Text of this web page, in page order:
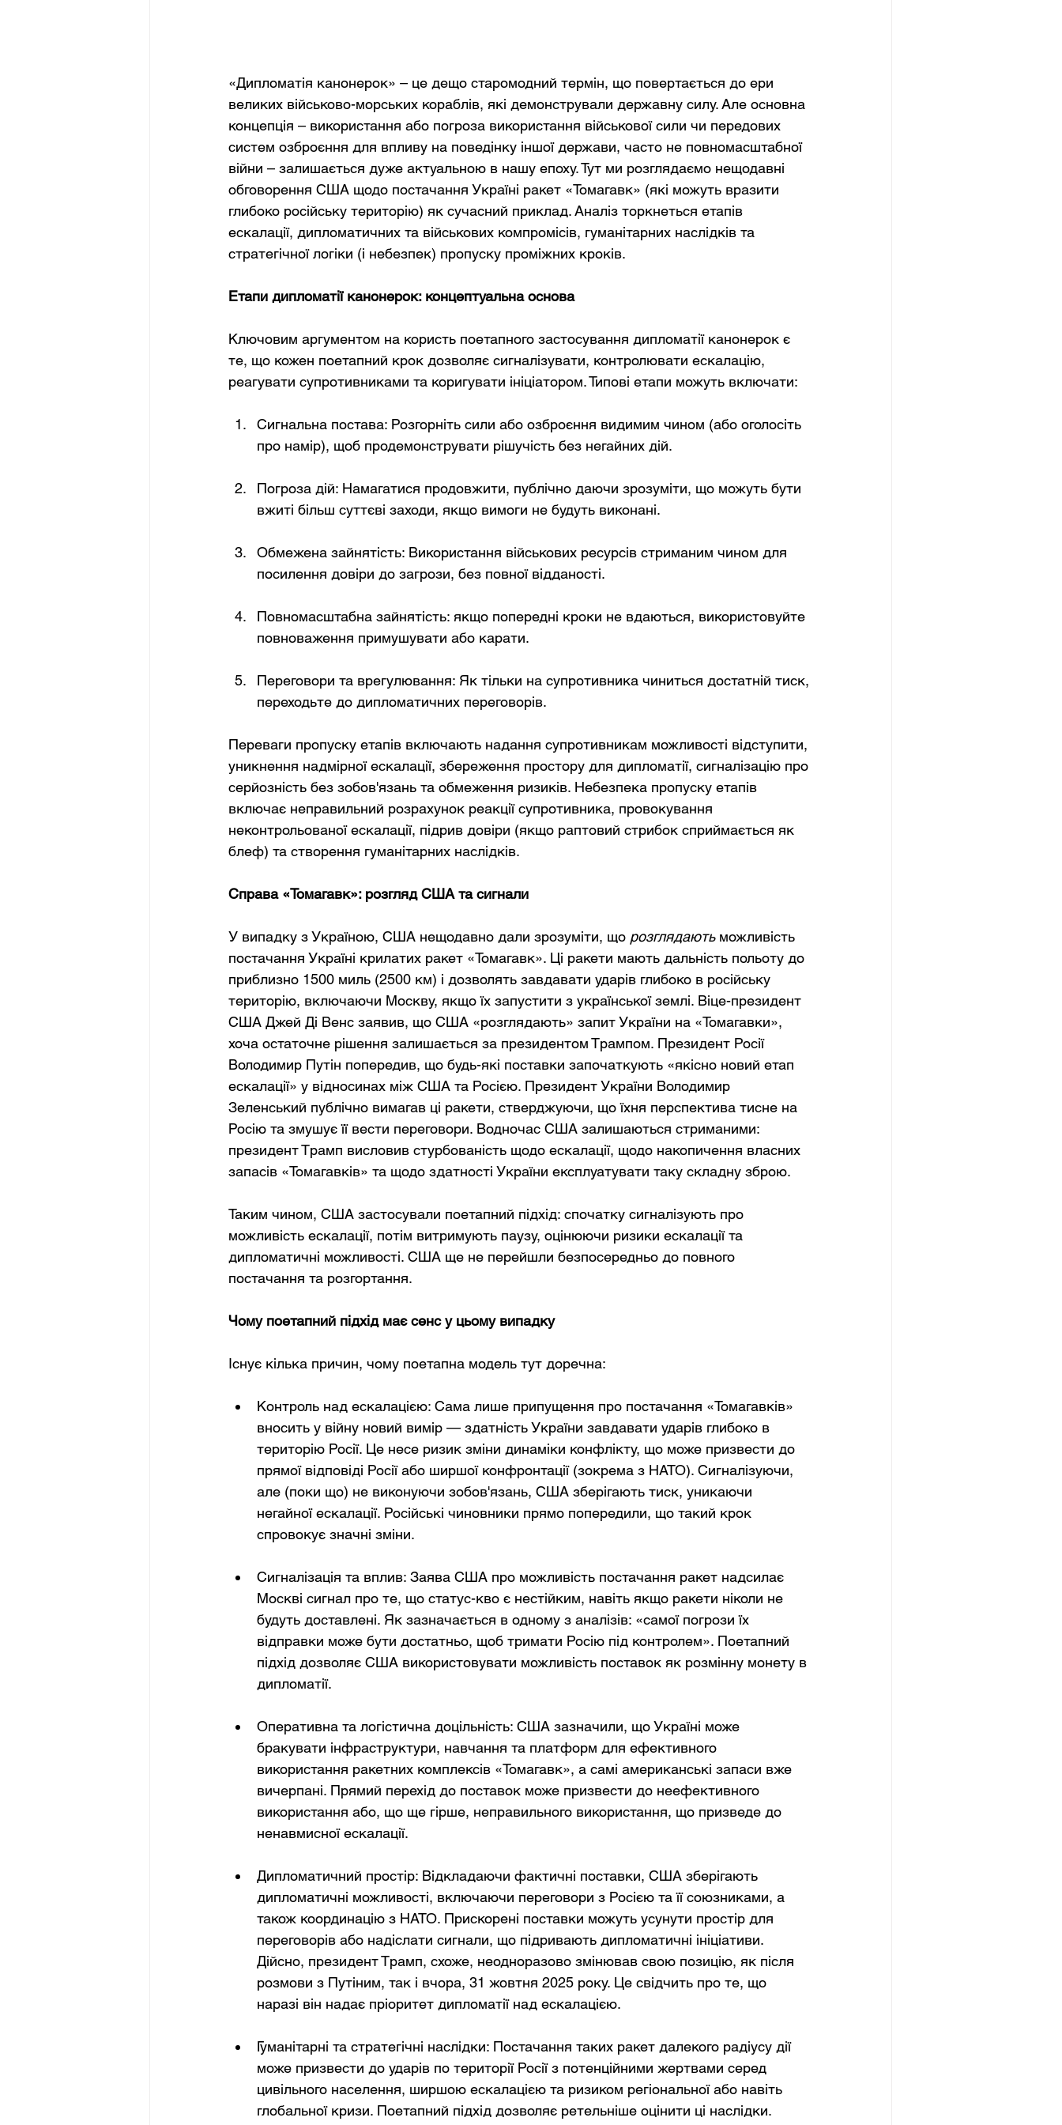
«Дипломатія канонерок» – це дещо старомодний термін, що повертається до ери
великих військово-морських кораблів, які демонстрували державну силу. Але основна
концепція – використання або погроза використання військової сили чи передових
систем озброєння для впливу на поведінку іншої держави, часто не повномасштабної
війни – залишається дуже актуальною в нашу епоху. Тут ми розглядаємо нещодавні
обговорення США щодо постачання Україні ракет «Томагавк» (які можуть вразити
глибоко російську територію) як сучасний приклад. Аналіз торкнеться етапів
ескалації, дипломатичних та військових компромісів, гуманітарних наслідків та
стратегічної логіки (і небезпек) пропуску проміжних кроків.
Етапи дипломатії канонерок: концептуальна основа
Ключовим аргументом на користь поетапного застосування дипломатії канонерок є
те, що кожен поетапний крок дозволяє сигналізувати, контролювати ескалацію,
реагувати супротивниками та коригувати ініціатором. Типові етапи можуть включати:
Сигнальна постава: Розгорніть сили або озброєння видимим чином (або оголосіть
про намір), щоб продемонструвати рішучість без негайних дій.
Погроза дій: Намагатися продовжити, публічно даючи зрозуміти, що можуть бути
вжиті більш суттєві заходи, якщо вимоги не будуть виконані.
Обмежена зайнятість: Використання військових ресурсів стриманим чином для
посилення довіри до загрози, без повної відданості.
Повномасштабна зайнятість: якщо попередні кроки не вдаються, використовуйте
повноваження примушувати або карати.
Переговори та врегулювання: Як тільки на супротивника чиниться достатній тиск,
переходьте до дипломатичних переговорів.
Переваги пропуску етапів включають надання супротивникам можливості відступити,
уникнення надмірної ескалації, збереження простору для дипломатії, сигналізацію про
серйозність без зобов'язань та обмеження ризиків. Небезпека пропуску етапів
включає неправильний розрахунок реакції супротивника, провокування
неконтрольованої ескалації, підрив довіри (якщо раптовий стрибок сприймається як
блеф) та створення гуманітарних наслідків.
Справа «Томагавк»: розгляд США та сигнали
У випадку з Україною, США нещодавно дали зрозуміти, що розглядають можливість
постачання Україні крилатих ракет «Томагавк». Ці ракети мають дальність польоту до
приблизно 1500 миль (2500 км) і дозволять завдавати ударів глибоко в російську
територію, включаючи Москву, якщо їх запустити з української землі. Віце-президент
США Джей Ді Венс заявив, що США «розглядають» запит України на «Томагавки»,
хоча остаточне рішення залишається за президентом Трампом. Президент Росії
Володимир Путін попередив, що будь-які поставки започаткують «якісно новий етап
ескалації» у відносинах між США та Росією. Президент України Володимир
Зеленський публічно вимагав ці ракети, стверджуючи, що їхня перспектива тисне на
Росію та змушує її вести переговори. Водночас США залишаються стриманими:
президент Трамп висловив стурбованість щодо ескалації, щодо накопичення власних
запасів «Томагавків» та щодо здатності України експлуатувати таку складну зброю.
Таким чином, США застосували поетапний підхід: спочатку сигналізують про
можливість ескалації, потім витримують паузу, оцінюючи ризики ескалації та
дипломатичні можливості. США ще не перейшли безпосередньо до повного
постачання та розгортання.
Чому поетапний підхід має сенс у цьому випадку
Існує кілька причин, чому поетапна модель тут доречна:
Контроль над ескалацією: Сама лише припущення про постачання «Томагавків»
вносить у війну новий вимір — здатність України завдавати ударів глибоко в
територію Росії. Це несе ризик зміни динаміки конфлікту, що може призвести до
прямої відповіді Росії або ширшої конфронтації (зокрема з НАТО). Сигналізуючи,
але (поки що) не виконуючи зобов'язань, США зберігають тиск, уникаючи
негайної ескалації. Російські чиновники прямо попередили, що такий крок
спровокує значні зміни.
Сигналізація та вплив: Заява США про можливість постачання ракет надсилає
Москві сигнал про те, що статус-кво є нестійким, навіть якщо ракети ніколи не
будуть доставлені. Як зазначається в одному з аналізів: «самої погрози їх
відправки може бути достатньо, щоб тримати Росію під контролем». Поетапний
підхід дозволяє США використовувати можливість поставок як розмінну монету в
дипломатії.
Оперативна та логістична доцільність: США зазначили, що Україні може
бракувати інфраструктури, навчання та платформ для ефективного
використання ракетних комплексів «Томагавк», а самі американські запаси вже
вичерпані. Прямий перехід до поставок може призвести до неефективного
використання або, що ще гірше, неправильного використання, що призведе до
ненавмисної ескалації.
Дипломатичний простір: Відкладаючи фактичні поставки, США зберігають
дипломатичні можливості, включаючи переговори з Росією та її союзниками, а
також координацію з НАТО. Прискорені поставки можуть усунути простір для
переговорів або надіслати сигнали, що підривають дипломатичні ініціативи.
Дійсно, президент Трамп, схоже, неодноразово змінював свою позицію, як після
розмови з Путіним, так і вчора, 31 жовтня 2025 року. Це свідчить про те, що
наразі він надає пріоритет дипломатії над ескалацією.
Гуманітарні та стратегічні наслідки: Постачання таких ракет далекого радіусу дії
може призвести до ударів по території Росії з потенційними жертвами серед
цивільного населення, ширшою ескалацією та ризиком регіональної або навіть
глобальної кризи. Поетапний підхід дозволяє ретельніше оцінити ці наслідки.